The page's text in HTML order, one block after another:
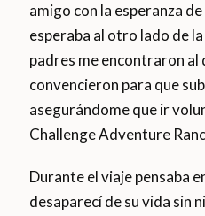
amigo con la esperanza
esperaba al otro lado de
padres me encontraron al
convencieron para que
asegurándome que ir
Challenge Adventure
Durante el viaje pensaba
desaparecí de su vida sin